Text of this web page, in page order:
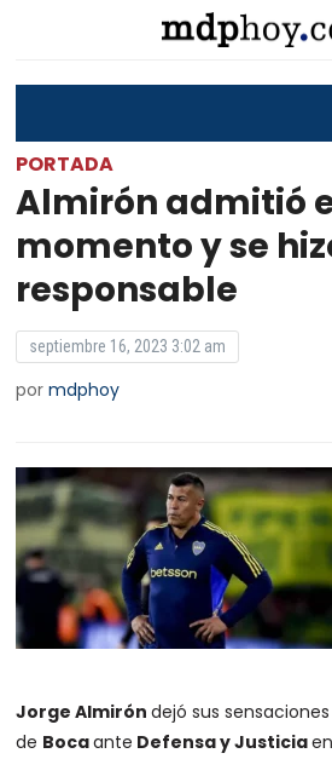
PORTADA
Almirón admitió
momento y se
responsable
septiembre 16, 2023 3:02 am
pormdphoy
Jorge Almiróndejó sus
de Bocaante Defensa y Justicia